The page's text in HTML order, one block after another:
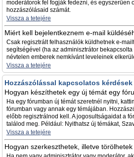
moderátorok fel fogják fedezni, és egyszerűen
hozzászólásaid számát.
Vissza a tetejére
Miért kell bejelentkeznem e-mail
Csak regisztrált felhasználók küldhetnek e-
segítségével (ha az adminisztrátor
névtelen emberek nemkívánt leveleinek
Vissza a tetejére
Hozzászólással kapcsolatos kérdések
Hogyan készíthetek egy új témát egy
Ha egy fórumban új témát szeretnél nyitni,
fórumban vagy annak egy témájában.
előbb regisztrálnod kell. A jogosultságaidat a
találod meg. Például: Nyithatsz új témákat,
Vissza a tetejére
Hogyan szerkeszthetek, illetve